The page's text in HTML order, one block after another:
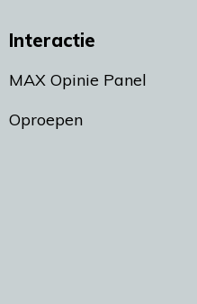
Interactie
MAX Opinie Panel
Oproepen